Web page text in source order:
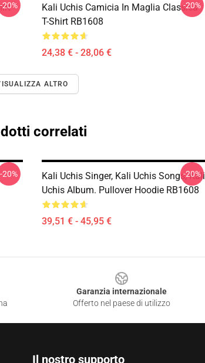
-20%
Kali Uchis Camicia In Maglia Classica
T-Shirt RB1608
24,38 € - 28,06 €
-20%
ALTRO
correlati
-20%
Kali Uchis Singer, Kali Uchis Songs, Kali
Uchis Album. Pullover Hoodie RB1608
39,51 € - 45,95 €
-20%
Garanzia internazionale
Offerto nel paese di utilizzo
Il nostro supporto